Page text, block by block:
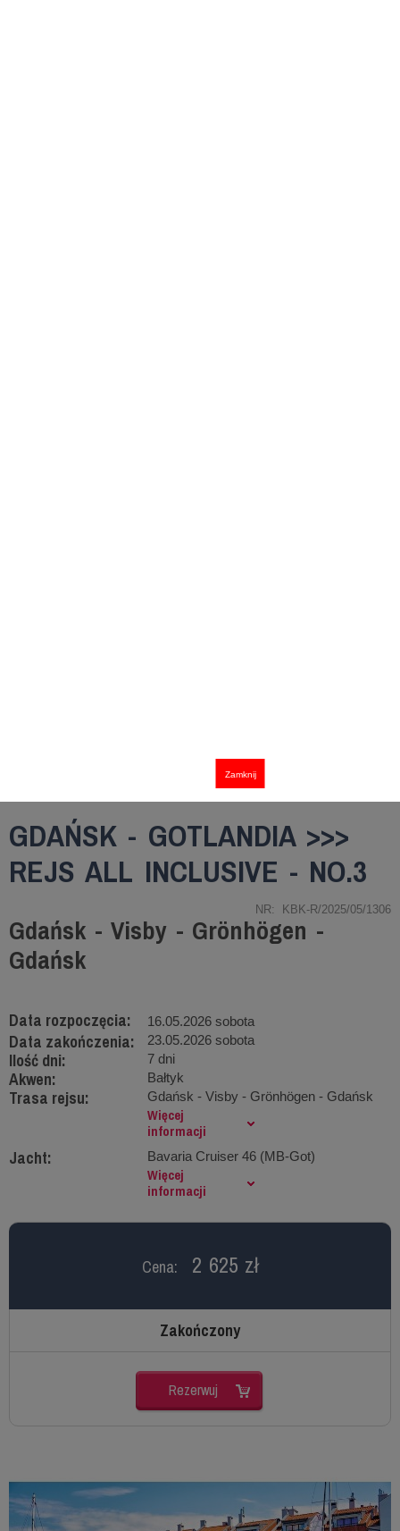
Zamknij
GDAŃSK - GOTLANDIA >>>
REJS ALL INCLUSIVE - NO.3
NR: KBK-R/2025/05/1306
Gdańsk - Visby - Grönhögen -
Gdańsk
Data rozpoczęcia: 16.05.2026 sobota
Data zakończenia: 23.05.2026 sobota
Ilość dni: 7 dni
Akwen: Bałtyk
Trasa rejsu: Gdańsk - Visby - Grönhögen - Gdańsk
Więcej
informacji
Jacht: Bavaria Cruiser 46 (MB-Got)
Więcej
informacji
Cena: 2 625 zł
Zakończony
Rezerwuj